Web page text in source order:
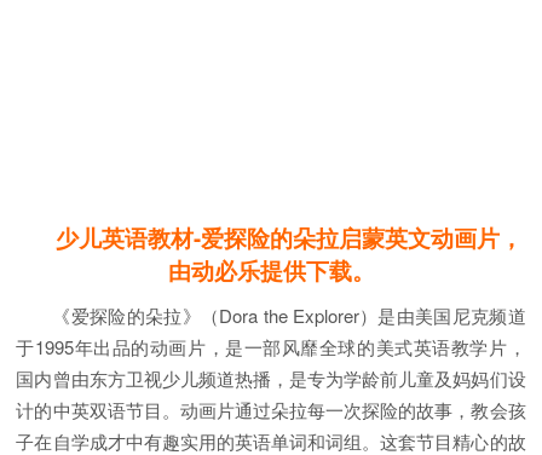
少儿英语教材-爱探险的朵拉启蒙英文动画片，
由动必乐提供下载。
《爱探险的朵拉》（Dora the Explorer）是由美国尼克频道
于1995年出品的动画片，是一部风靡全球的美式英语教学片，
国内曾由东方卫视少儿频道热播，是专为学龄前儿童及妈妈们设
计的中英双语节目。动画片通过朵拉每一次探险的故事，教会孩
子在自学成才中有趣实用的英语单词和词组。这套节目精心的故